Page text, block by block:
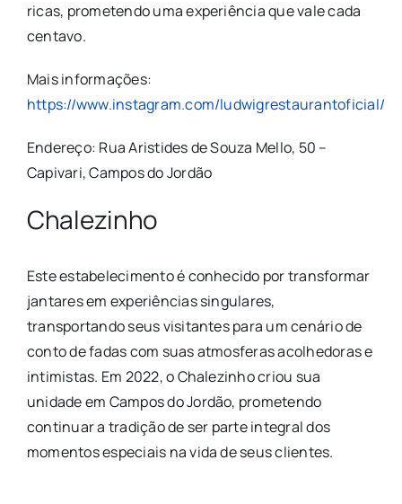
ricas, prometendo uma experiência que vale cada
centavo.
Mais informações:
https://www.instagram.com/ludwigrestaurantoficial/
Endereço: Rua Aristides de Souza Mello, 50 –
Capivari, Campos do Jordão
Chalezinho
Este estabelecimento é conhecido por transformar
jantares em experiências singulares,
transportando seus visitantes para um cenário de
conto de fadas com suas atmosferas acolhedoras e
intimistas. Em 2022, o Chalezinho criou sua
unidade em Campos do Jordão, prometendo
continuar a tradição de ser parte integral dos
momentos especiais na vida de seus clientes.